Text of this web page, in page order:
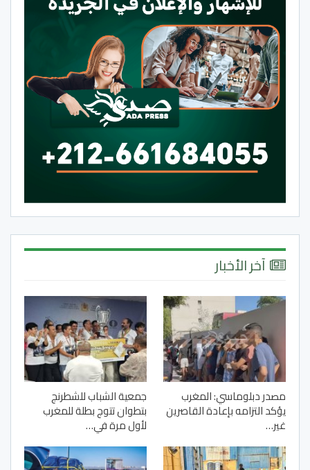
آخر الأخبار
مصدر دبلوماسي: المغرب
يؤكد التزامه بإعادة القاصرين
غير…
جمعية الشباب للشطرنج
بتطوان تتوج بطلة للمغرب
لأول مرة في…